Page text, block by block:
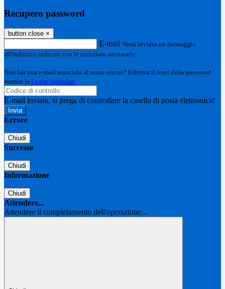
Recupero password
button close ×
E-mail Verrà inviato un messaggio
all'indirizzo indicato con le istruzioni necessarie.
Non hai una e-mail associata al nome utente? Effettua il reset della password
tramite la Login Spaggiari
E-mail inviata, si prega di controllare la casella di posta elettronica!
Errore
Chiudi
Successo
Chiudi
Informazione
Chiudi
Attendere...
Attendere il completamento dell'operazione...